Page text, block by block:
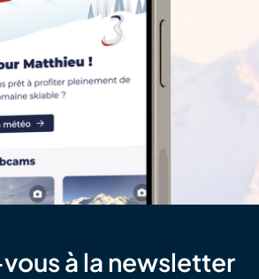
à la newsletter